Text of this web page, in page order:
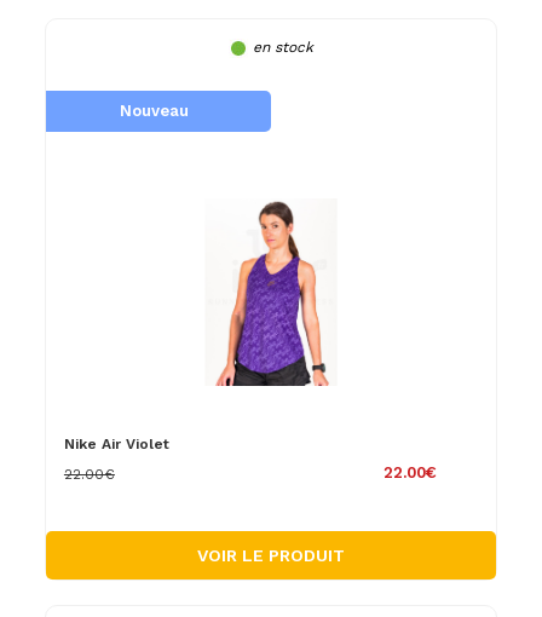
en stock
Nouveau
Nike Air Violet
22.00€
22.00€
VOIR LE PRODUIT